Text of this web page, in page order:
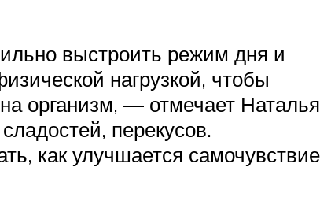
выстроить режим дня и
нагрузкой, чтобы
организм, — отмечает Наталья
перекусов.
как улучшается самочувствие